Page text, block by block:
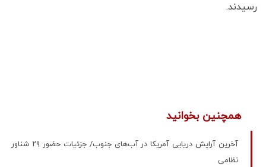
رسیدند.
همچنین بخوانید
آخرین آرایش دریایی آمریکا در آب‌های جنوب/ جزئیات حضور ۲۹ شناور
نظامی